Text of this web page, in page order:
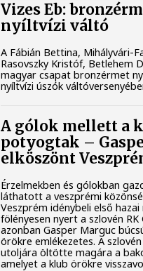
Vizes Eb:
nyíltvízi váltó
A Fábián Bettina, Mihályvári-
Rasovszky Kristóf, Betlehem
magyar csapat bronzérmet
nyíltvízi úszók
A gólok mellett a
potyogtak –
elköszönt
Érzelmekben és gólokban
láthatott a veszprémi
Veszprém idénybeli első hazai
fölényesen nyert a szlovén RK
azonban Gasper Marguc
örökre emlékezetes. A
utoljára öltötte magára a
amelyet a klub örökre